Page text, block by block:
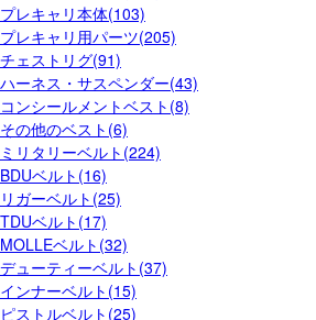
プレキャリ本体(103)
プレキャリ用パーツ(205)
チェストリグ(91)
ハーネス・サスペンダー(43)
コンシールメントベスト(8)
その他のベスト(6)
ミリタリーベルト(224)
BDUベルト(16)
リガーベルト(25)
TDUベルト(17)
MOLLEベルト(32)
デューティーベルト(37)
インナーベルト(15)
ピストルベルト(25)